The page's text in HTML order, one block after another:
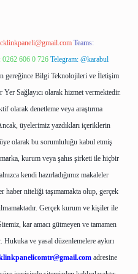
Teams:
0262 606 0 726 Telegram: @karabul
gereğince Bilgi Teknolojileri ve İletişim
Sağlayıcı olarak hizmet vermektedir.
olarak denetleme veya araştırma
üyelerimiz yazdıkları içeriklerin
olarak bu sorumluluğu kabul etmiş
kurum veya şahıs şirketi ile hiçbir
kendi hazırladığımız makaleler
haber niteliği taşımamakta olup, gerçek
Gerçek kurum ve kişiler ile
kar amacı gütmeyen ve tamamen
ve yasal düzenlemelere aykırı
adresine